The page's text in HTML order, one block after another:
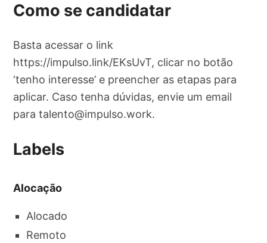
Como se candidatar
Basta acessar o link
https://impulso.link/EKsUvT, clicar no botão
‘tenho interesse’ e preencher as etapas para
aplicar. Caso tenha dúvidas, envie um email
paratalento@impulso.work.
Labels
Alocação
Alocado
Remoto